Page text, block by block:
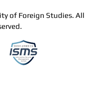
of Foreign Studies. All